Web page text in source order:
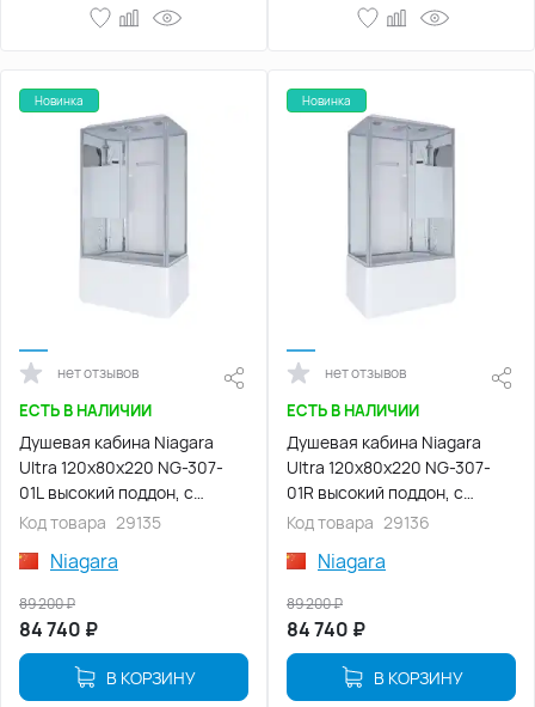
Новинка
нет отзывов
ЕСТЬ В НАЛИЧИИ
Душевая кабина Niagara
Ultra 120х80х220 NG-307-
01L высокий поддон, с
гидромассажем
Код товара 29135
Niagara
84 740 ₽
89 200₽
В КОРЗИНУ
Новинка
нет отзывов
ЕСТЬ В НАЛИЧИИ
Душевая кабина Niagara
Ultra 120х80х220 NG-307-
01R высокий поддон, с
гидромассажем
Код товара 29136
Niagara
84 740 ₽
89 200₽
В КОРЗИНУ